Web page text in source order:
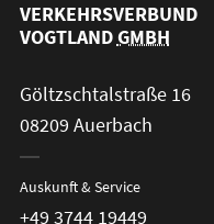
VERKEHRSVERBUND
VOGTLANDGMBH
Göltzschtalstraße 16
08209 Auerbach
Auskunft & Service
+49 3744 19449